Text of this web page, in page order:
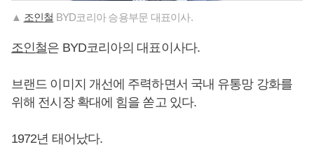
▲ 조인철 BYD코리아 승용부문 대표이사.
조인철은 BYD코리아의 대표이사다.
브랜드 이미지 개선에 주력하면서 국내 유통망 강화를
위해 전시장 확대에 힘을 쏟고 있다.
1972년 태어났다.